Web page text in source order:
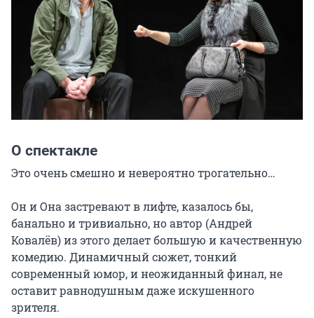
О спектакле
Это очень смешно и невероятно трогательно…
Он и Она застревают в лифте, казалось бы,
банально и тривиально, но автор (Андрей
Ковалёв) из этого делает большую и качественную
комедию. Динамичный сюжет, тонкий
современный юмор, и неожиданный финал, не
оставит равнодушным даже искушенного
зрителя.